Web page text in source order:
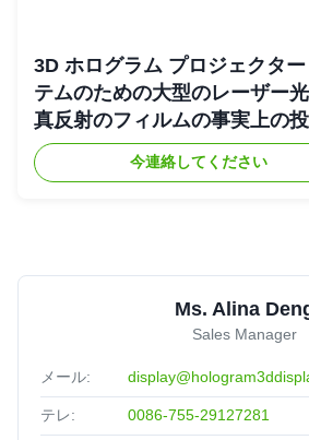
3D ホログラム プロジェクタ
テムのための大型のレーザー
真反射のフィルムの事実上の
今連絡してください
Ms. Alina
Sales Manager
メール:
テレ: 0086-755-29127281